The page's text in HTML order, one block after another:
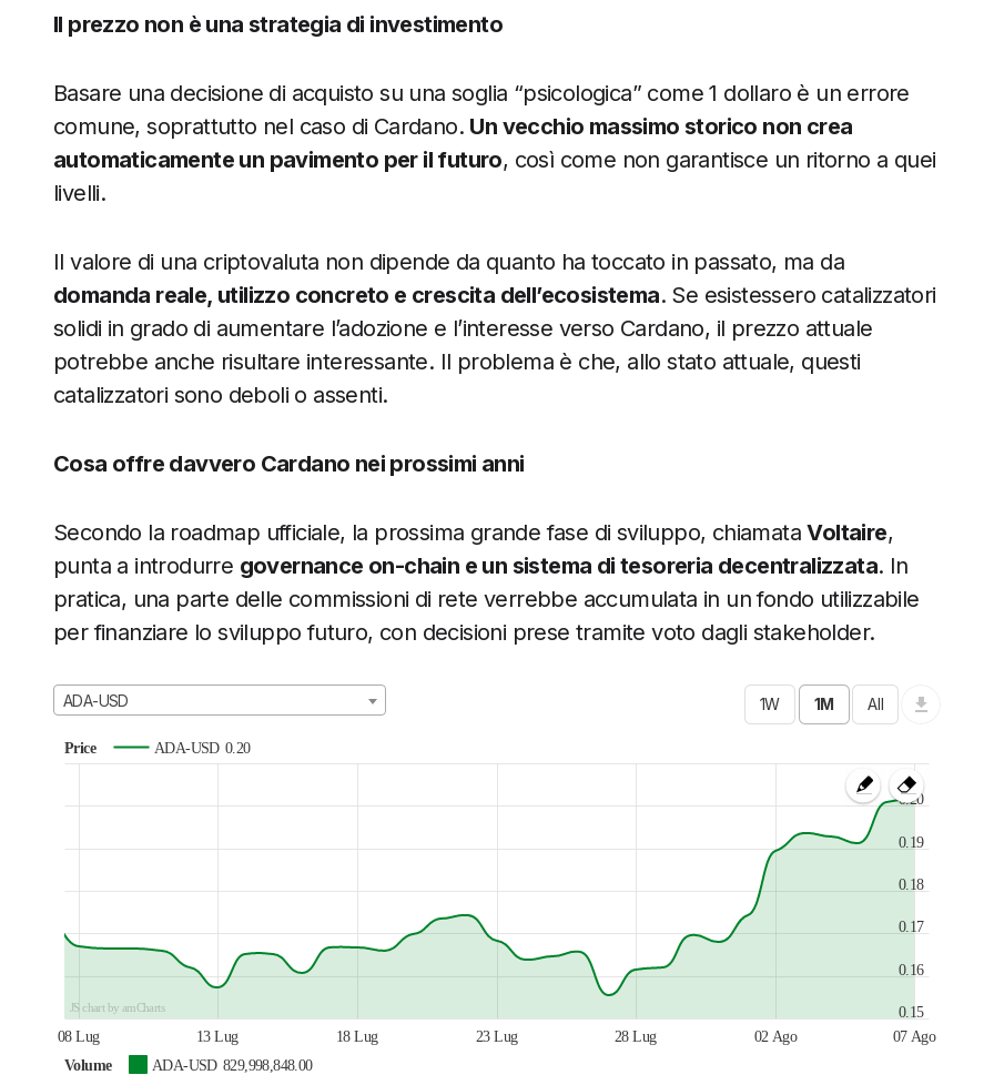
Il prezzo non è una strategia di investimento
Basare una decisione di acquisto su una soglia “psicologica” come 1 dollaro è un errore
comune, soprattutto nel caso di Cardano. Un vecchio massimo storico non crea
automaticamente un pavimento per il futuro, così come non garantisce un ritorno a quei
livelli.
Il valore di una criptovaluta non dipende da quanto ha toccato in passato, ma da
domanda reale, utilizzo concreto e crescita dell’ecosistema. Se esistessero catalizzatori
solidi in grado di aumentare l’adozione e l’interesse verso Cardano, il prezzo attuale
potrebbe anche risultare interessante. Il problema è che, allo stato attuale, questi
catalizzatori sono deboli o assenti.
Cosa offre davvero Cardano nei prossimi anni
Secondo la roadmap ufficiale, la prossima grande fase di sviluppo, chiamataVoltaire,
punta a introdurre governance on-chain e un sistema di tesoreria decentralizzata. In
pratica, una parte delle commissioni di rete verrebbe accumulata in un fondo utilizzabile
per finanziare lo sviluppo futuro, con decisioni prese tramite voto dagli stakeholder.
ADA-USD
Price ADA-USD 0.20
08 Lug 13 Lug 18 Lug 23 Lug 28 Lug 02 Ago 07 Ago
0.15
0.16
0.17
0.18
0.19
0.20
JS chart by amCharts
Volume ADA-USD 829,998,848.00